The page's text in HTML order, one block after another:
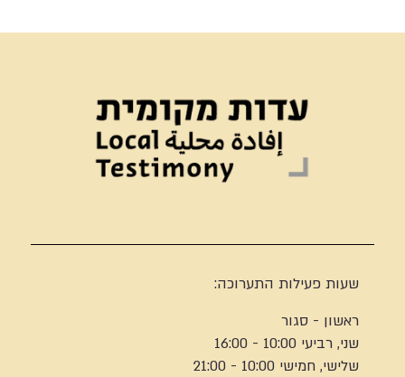
שעות פעילות התערוכה:
ראשון - סגור
שני, רביעי 10:00 - 16:00
שלישי, חמישי 10:00 - 21:00